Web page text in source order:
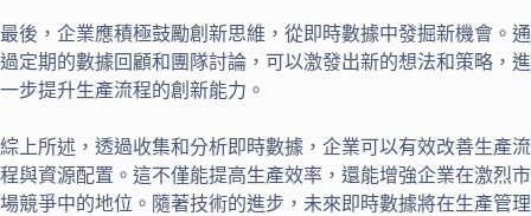
最後，企業應積極鼓勵創新思維，從即時數據中發掘新機會。通
過定期的數據回顧和團隊討論，可以激發出新的想法和策略，進
一步提升生產流程的創新能力。
綜上所述，透過收集和分析即時數據，企業可以有效改善生產流
程與資源配置。這不僅能提高生產效率，還能增強企業在激烈市
場競爭中的地位。隨著技術的進步，未來即時數據將在生產管理